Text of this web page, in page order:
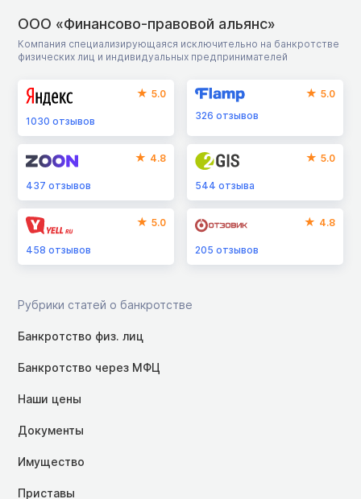
ООО «Финансово-правовой альянс»
Компания специализирующаяся исключительно на банкротстве
физических лиц и индивидуальных предпринимателей
5.0
1030 отзывов
5.0
326отзывов
4.8
437 отзывов
5.0
544отзыва
5.0
458 отзывов
4.8
205отзывов
Рубрики статей о банкротстве
Банкротство физ. лиц
Банкротство через МФЦ
Наши цены
Документы
Имущество
Приставы